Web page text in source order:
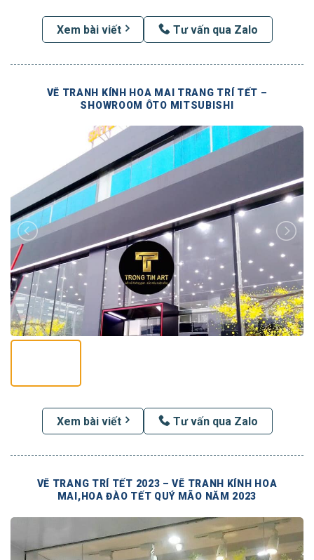
Xem bài viết Tư vấn qua Zalo
VẼ TRANH KÍNH HOA MAI TRANG TRÍ TẾT –
SHOWROOM ÔTO MITSUBISHI
Xem bài viết Tư vấn qua Zalo
VẼ TRANG TRÍ TẾT 2023 – VẼ TRANH KÍNH HOA
MAI,HOA ĐÀO TẾT QUÝ MÃO NĂM 2023